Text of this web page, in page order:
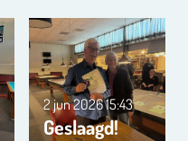
Geslaagd!
2 jun 202615:43